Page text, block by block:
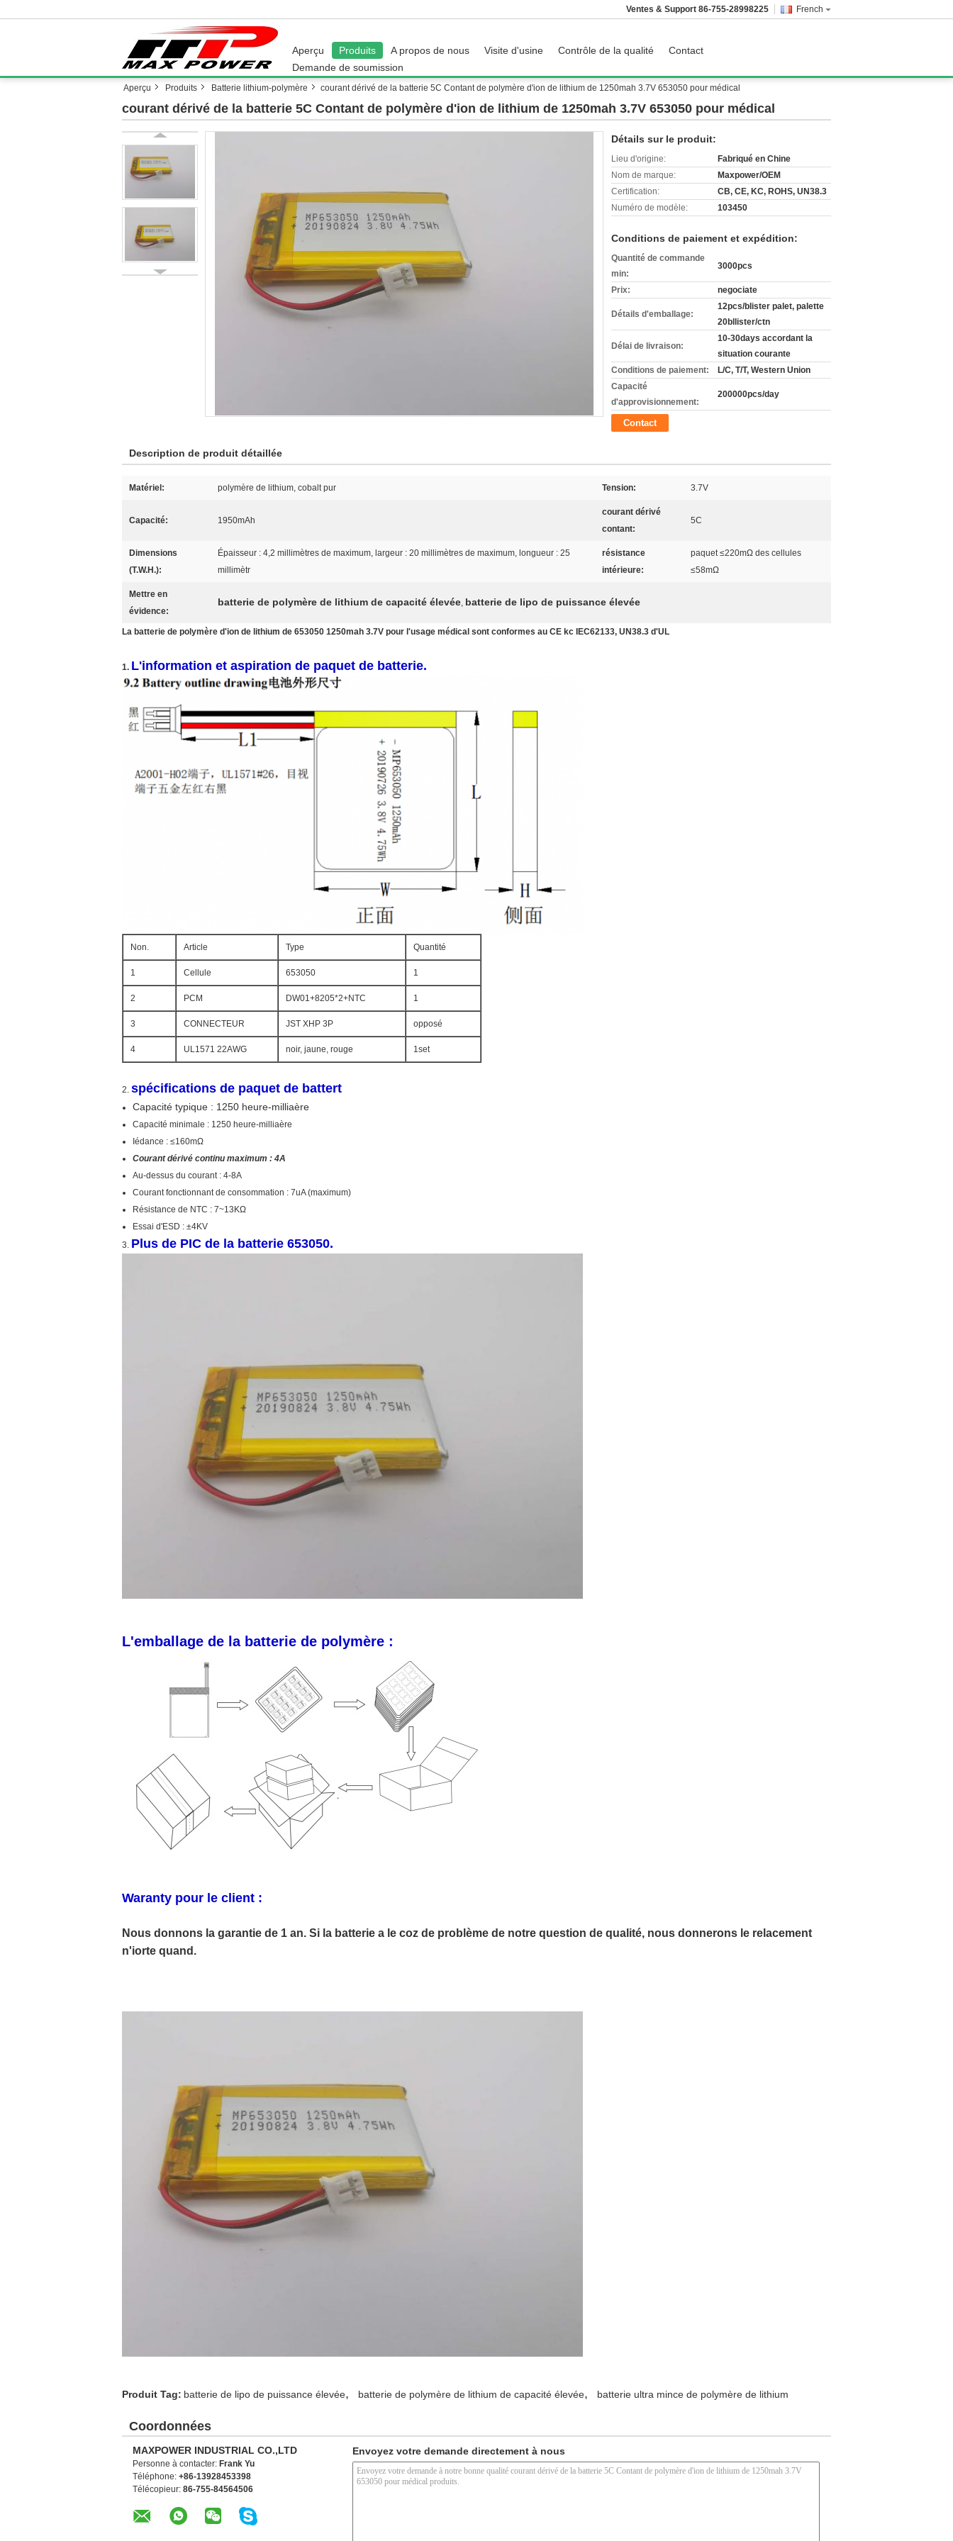
French
Ventes & Support 86-755-28998225
Aperçu Produits A propos de nous Visite d'usine Contrôle de la qualité
Contact
Demande de soumission
Aperçu Produits Batterie lithium-polymère courant dérivé de la batterie 5C Contant de polymère d'ion de lithium de 1250mah 3.7V 653050 pour médical
courant dérivé de la batterie 5C Contant de polymère d'ion de lithium de 1250mah 3.7V 653050 pour médical
Détails sur le produit:
Lieu d'origine:
Fabriqué en Chine
Nom de marque:
Maxpower/OEM
Certification:
CB, CE, KC, ROHS, UN38.3
Numéro de modèle:
103450
Conditions de paiement et expédition:
Quantité de commande
min:
3000pcs
Prix: negociate
Détails d'emballage:
12pcs/blister palet, palette
20bllister/ctn
Délai de livraison:
10-30days accordant la
situation courante
Conditions de paiement:
L/C, T/T, Western Union
Capacité
d'approvisionnement:
200000pcs/day
Contact
Description de produit détaillée
Matériel: polymère de lithium, cobalt pur Tension: 3.7V
Capacité: 1950mAh
courant dérivé
contant:
5C
Dimensions
(T.W.H.):
Épaisseur : 4,2 millimètres de maximum, largeur : 20 millimètres de maximum, longueur : 25
millimètr
résistance
intérieure:
paquet ≤220mΩ des cellules
≤58mΩ
Mettre en
évidence:
batterie de polymère de lithium de capacité élevée, batterie de lipo de puissance élevée
La batterie de polymère d'ion de lithium de 653050 1250mah 3.7V pour l'usage médical sont conformes au CE kc IEC62133, UN38.3 d'UL
1. L'information et aspiration de paquet de batterie.
Non. Article Type Quantité
1 Cellule 653050 1
2 PCM DW01+8205*2+NTC 1
3 CONNECTEUR JST XHP 3P opposé
4 UL1571 22AWG noir, jaune, rouge 1set
2. spécifications de paquet de battert
Capacité typique : 1250 heure-milliaère
Capacité minimale : 1250 heure-milliaère
Iédance : ≤160mΩ
Courant dérivé continu maximum : 4A
Au-dessus du courant : 4-8A
Courant fonctionnant de consommation : 7uA (maximum)
Résistance de NTC : 7~13KΩ
Essai d'ESD : ±4KV
3. Plus de PIC de la batterie 653050.
L'emballage de la batterie de polymère :
Waranty pour le client :
Nous donnons la garantie de 1 an. Si la batterie a le coz de problème de notre question de qualité, nous donnerons le relacement
n'iorte quand.
Produit Tag: batterie de lipo de puissance élevée, batterie de polymère de lithium de capacité élevée, batterie ultra mince de polymère de lithium
Coordonnées
MAXPOWER INDUSTRIAL CO.,LTD
Personne à contacter: Frank Yu
Téléphone: +86-13928453398
Télécopieur: 86-755-84564506
Envoyez votre demande directement à nous